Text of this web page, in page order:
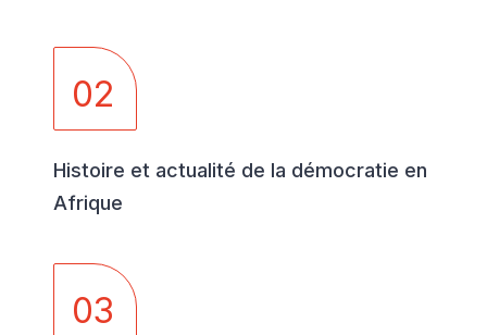
02
Histoire et actualité de la démocratie en
Afrique
03